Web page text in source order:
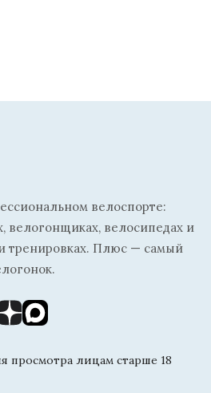
велоспорте:
велогонщиках, велосипедах и
тренировках. Плюс — самый
просмотра лицам старше 18